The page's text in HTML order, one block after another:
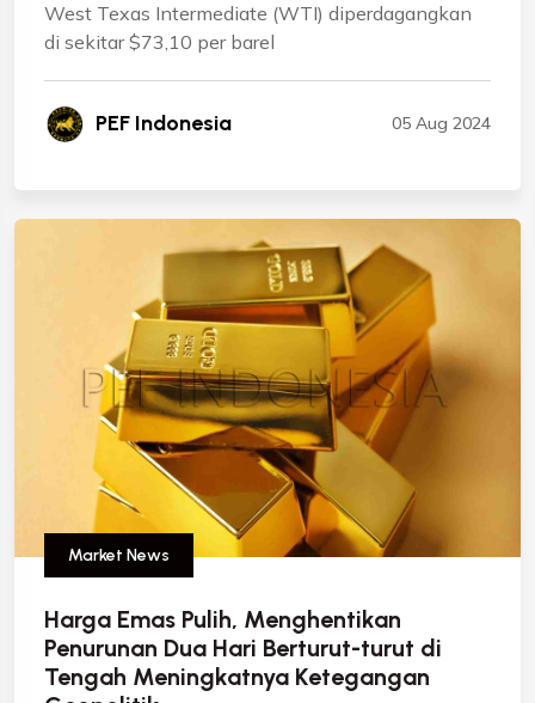
West Texas Intermediate (WTI) diperdagangkan
di sekitar $73,10 per barel
PEF Indonesia 05 Aug 2024
Market News
Harga Emas Pulih, Menghentikan
Penurunan Dua Hari Berturut-turut di
Tengah Meningkatnya Ketegangan